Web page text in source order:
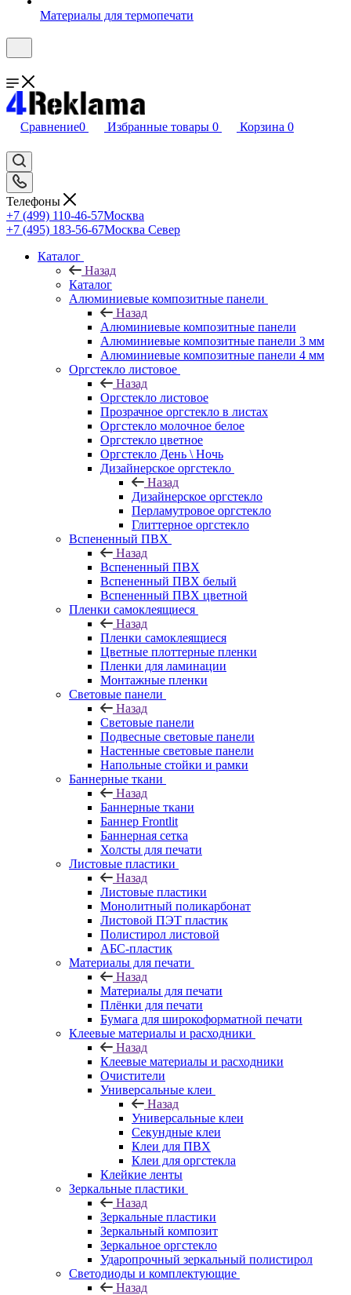
Материалы для термопечати
Сравнение0 Избранные товары 0 Корзина 0
Телефоны
+7 (499) 110-46-57Москва
+7 (495) 183-56-67Москва Север
Каталог
Назад
Каталог
Алюминиевые композитные панели
Назад
Алюминиевые композитные панели
Алюминиевые композитные панели 3 мм
Алюминиевые композитные панели 4 мм
Оргстекло листовое
Назад
Оргстекло листовое
Прозрачное оргстекло в листах
Оргстекло молочное белое
Оргстекло цветное
Оргстекло День \ Ночь
Дизайнерское оргстекло
Назад
Дизайнерское оргстекло
Перламутровое оргстекло
Глиттерное оргстекло
Вспененный ПВХ
Назад
Вспененный ПВХ
Вспененный ПВХ белый
Вспененный ПВХ цветной
Пленки самоклеящиеся
Назад
Пленки самоклеящиеся
Цветные плоттерные пленки
Пленки для ламинации
Монтажные пленки
Световые панели
Назад
Световые панели
Подвесные световые панели
Настенные световые панели
Напольные стойки и рамки
Баннерные ткани
Назад
Баннерные ткани
Баннер Frontlit
Баннерная сетка
Холсты для печати
Листовые пластики
Назад
Листовые пластики
Монолитный поликарбонат
Листовой ПЭТ пластик
Полистирол листовой
АБС-пластик
Материалы для печати
Назад
Материалы для печати
Плёнки для печати
Бумага для широкоформатной печати
Клеевые материалы и расходники
Назад
Клеевые материалы и расходники
Очистители
Универсальные клеи
Назад
Универсальные клеи
Секундные клеи
Клеи для ПВХ
Клеи для оргстекла
Клейкие ленты
Зеркальные пластики
Назад
Зеркальные пластики
Зеркальный композит
Зеркальное оргстекло
Ударопрочный зеркальный полистирол
Светодиоды и комплектующие
Назад